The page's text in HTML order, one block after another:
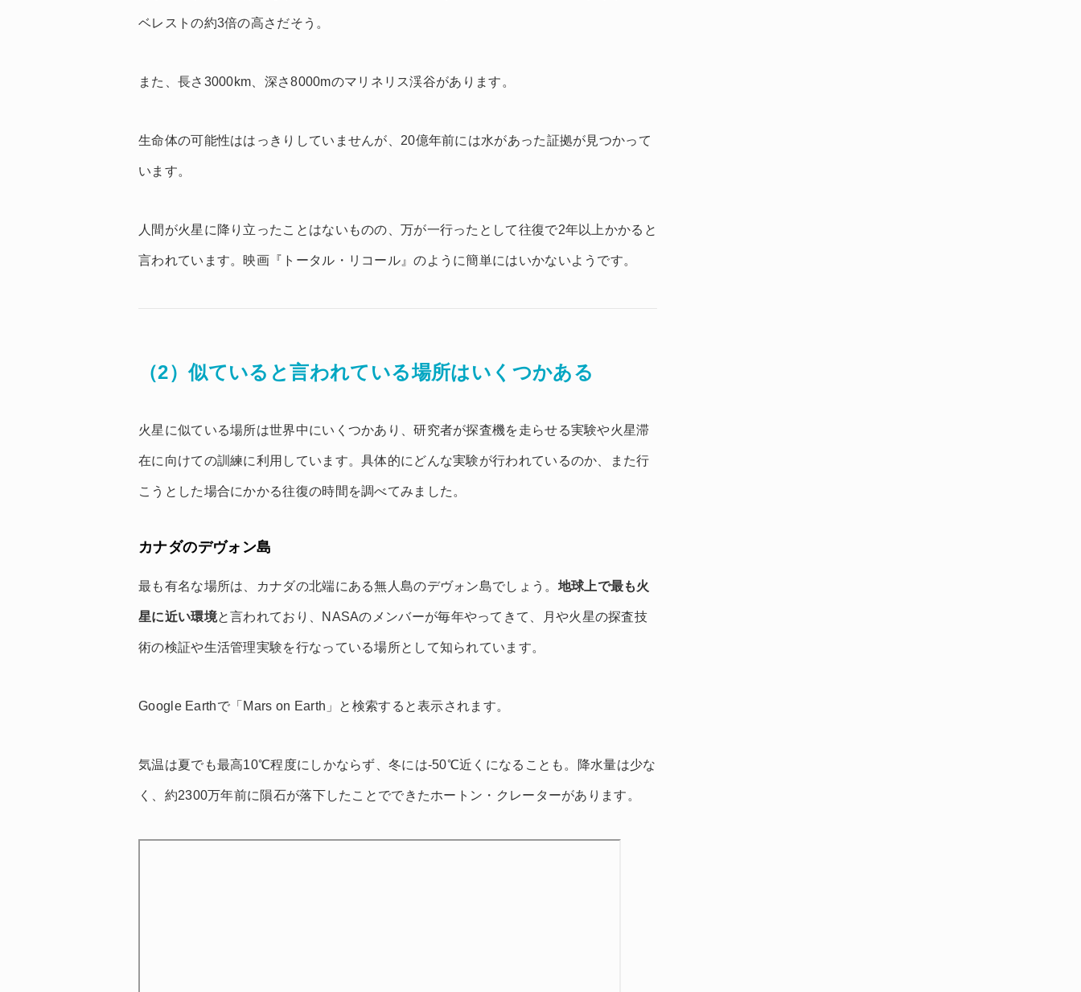
ベレストの約3倍の高さだそう。
また、長さ3000km、深さ8000mのマリネリス渓谷があります。
生命体の可能性ははっきりしていませんが、20億年前には水があった証拠が見つかって
います。
人間が火星に降り立ったことはないものの、万が一行ったとして往復で2年以上かかると
言われています。映画『トータル・リコール』のように簡単にはいかないようです。
（2）似ていると言われている場所はいくつかある
火星に似ている場所は世界中にいくつかあり、研究者が探査機を走らせる実験や火星滞
在に向けての訓練に利用しています。具体的にどんな実験が行われているのか、また行
こうとした場合にかかる往復の時間を調べてみました。
カナダのデヴォン島
最も有名な場所は、カナダの北端にある無人島のデヴォン島でしょう。 地球上で最も火
星に近い環境と言われており、NASAのメンバーが毎年やってきて、月や火星の探査技
術の検証や生活管理実験を行なっている場所として知られています。
Google Earthで「Mars on Earth」と検索すると表示されます。
気温は夏でも最高10℃程度にしかならず、冬には-50℃近くになることも。降水量は少な
く、約2300万年前に隕石が落下したことでできたホートン・クレーターがあります。